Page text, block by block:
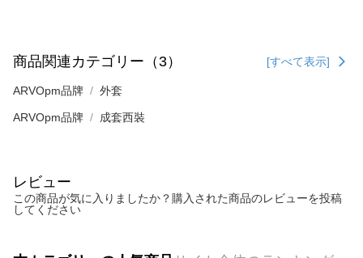
商品関連カテゴリー（3） [すべて表示]
ARVOpm品牌 外套
ARVOpm品牌 成套西裝
レビュー
この商品が気に入りましたか？購入された商品のレビューを投稿
してください